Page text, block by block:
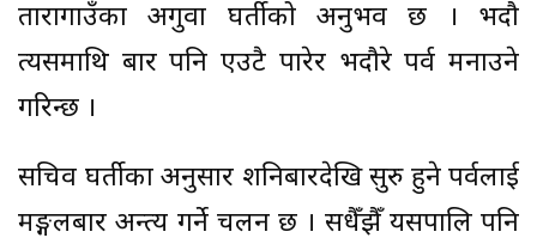
तारागाउँका अगुवा घर्तीको अनुभव छ । भदौ
त्यसमाथि बार पनि एउटै पारेर भदौरे पर्व मनाउने
गरिन्छ ।
सचिव घर्तीका अनुसार शनिबारदेखि सुरु हुने पर्वलाई
मङ्गलबार अन्त्य गर्ने चलन छ । सधैँझैँ यसपालि पनि